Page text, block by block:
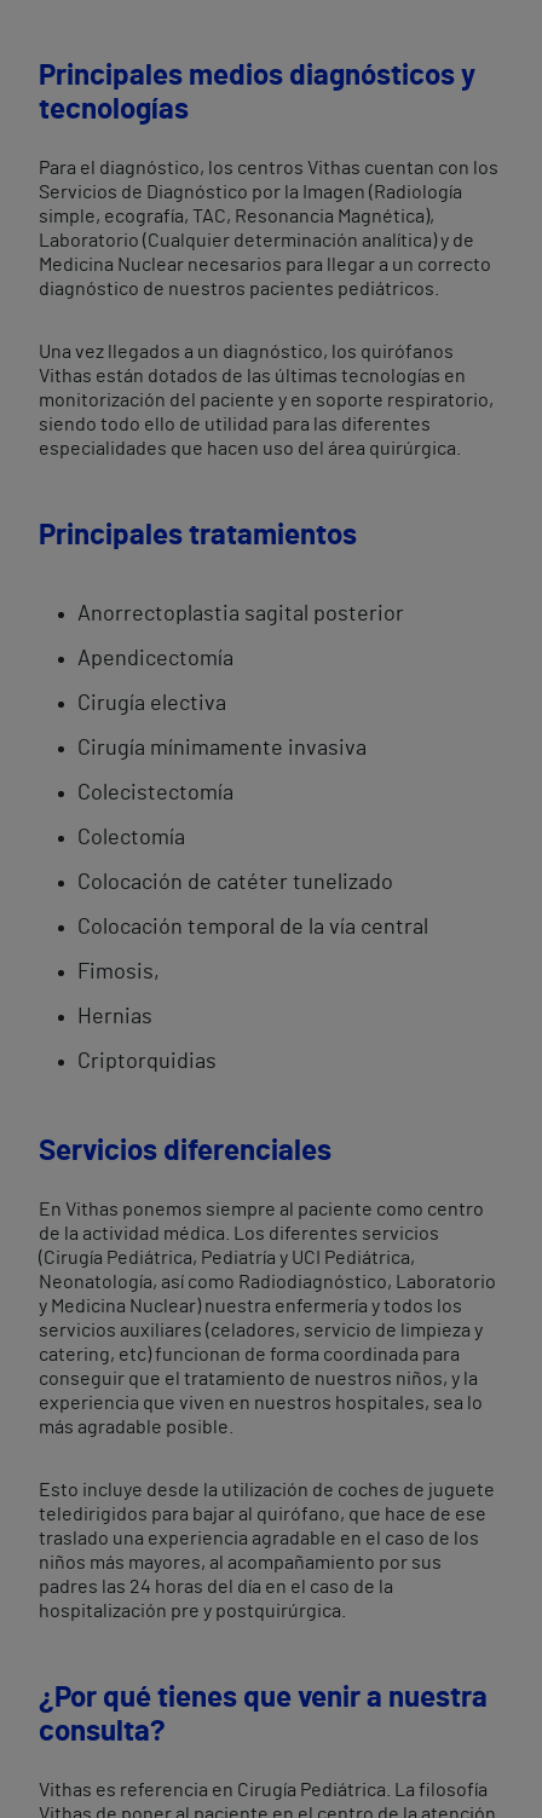
Principales medios diagnósticos y
tecnologías
Para el diagnóstico, los centros Vithas cuentan con los
Servicios de Diagnóstico por la Imagen (Radiología
simple, ecografía, TAC, Resonancia Magnética),
Laboratorio (Cualquier determinación analítica) y de
Medicina Nuclear necesarios para llegar a un correcto
diagnóstico de nuestros pacientes pediátricos.
Una vez llegados a un diagnóstico, los quirófanos
Vithas están dotados de las últimas tecnologías en
monitorización del paciente y en soporte respiratorio,
siendo todo ello de utilidad para las diferentes
especialidades que hacen uso del área quirúrgica.
Principales tratamientos
Anorrectoplastia sagital posterior
Apendicectomía
Cirugía electiva
Cirugía mínimamente invasiva
Colecistectomía
Colectomía
Colocación de catéter tunelizado
Colocación temporal de la vía central
Fimosis,
Hernias
Criptorquidias
Servicios diferenciales
En Vithas ponemos siempre al paciente como centro
de la actividad médica. Los diferentes servicios
(Cirugía Pediátrica, Pediatría y UCI Pediátrica,
Neonatología, así como Radiodiagnóstico, Laboratorio
y Medicina Nuclear) nuestra enfermería y todos los
servicios auxiliares (celadores, servicio de limpieza y
catering, etc) funcionan de forma coordinada para
conseguir que el tratamiento de nuestros niños, y la
experiencia que viven en nuestros hospitales, sea lo
más agradable posible.
Esto incluye desde la utilización de coches de juguete
teledirigidos para bajar al quirófano, que hace de ese
traslado una experiencia agradable en el caso de los
niños más mayores, al acompañamiento por sus
padres las 24 horas del día en el caso de la
hospitalización pre y postquirúrgica.
¿Por qué tienes que venir a nuestra
consulta?
Vithas es referencia en Cirugía Pediátrica. La filosofía